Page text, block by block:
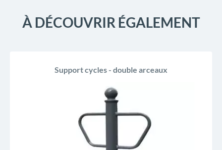
À DÉCOUVRIR ÉGALEMENT
Support cycles - double arceaux